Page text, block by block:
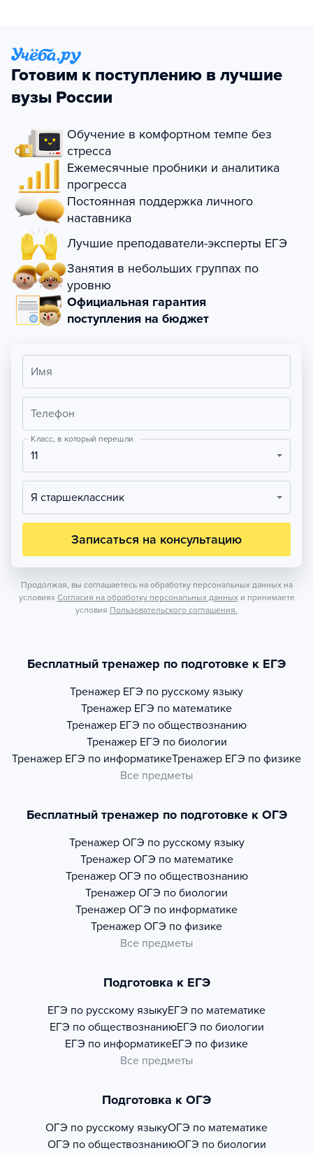
Готовим к поступлению в лучшие
вузы России
Обучение в комфортном темпе без
стресса
Ежемесячные пробники и аналитика
прогресса
Постоянная поддержка личного
наставника
Лучшие преподаватели-эксперты ЕГЭ
Занятия в небольших группах по
уровню
Официальная гарантия
поступления на бюджет
Имя
Телефон
Класс, в который перешли
11
Я старшеклассник
Записаться на консультацию
Продолжая, вы соглашаетесь на обработку персональных данных на
условиях Согласия на обработку персональных данных и принимаете
условия Пользовательского соглашения.
Бесплатный тренажер по подготовке к ЕГЭ
Тренажер ЕГЭ по русскому языку
Тренажер ЕГЭ по математике
Тренажер ЕГЭ по обществознанию
Тренажер ЕГЭ по биологии
Тренажер ЕГЭ по информатикеТренажер ЕГЭ по физике
Все предметы
Бесплатный тренажер по подготовке к ОГЭ
Тренажер ОГЭ по русскому языку
Тренажер ОГЭ по математике
Тренажер ОГЭ по обществознанию
Тренажер ОГЭ по биологии
Тренажер ОГЭ по информатике
Тренажер ОГЭ по физике
Все предметы
Подготовка к ЕГЭ
ЕГЭ по русскому языкуЕГЭ по математике
ЕГЭ по обществознаниюЕГЭ по биологии
ЕГЭ по информатикеЕГЭ по физике
Все предметы
Подготовка к ОГЭ
ОГЭ по русскому языкуОГЭ по математике
ОГЭ по обществознаниюОГЭ по биологии